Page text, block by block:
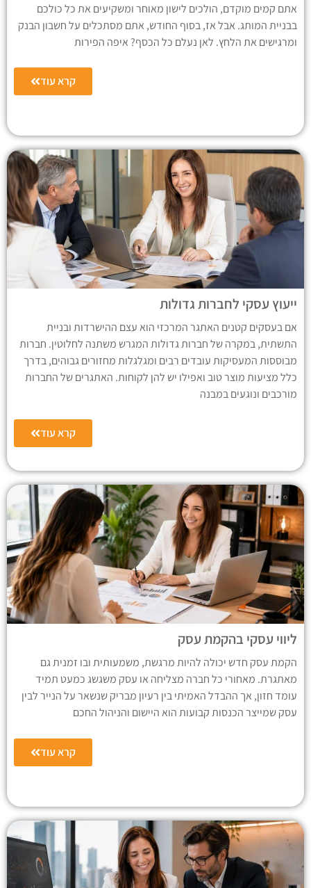
אתם קמים מוקדם, הולכים לישון מאוחר ומשקיעים את כל כולכם
בבניית המותג. אבל אז, בסוף החודש, אתם מסתכלים על חשבון הבנק
ומרגישים את הלחץ. לאן נעלם כל הכסף? איפה הפירות
קרא עוד
ייעוץ עסקי לחברות גדולות
אם בעסקים קטנים האתגר המרכזי הוא עצם ההישרדות ובניית
התשתית, במקרה של חברות גדולות המגרש משתנה לחלוטין. חברות
מבוססות המעסיקות עובדים רבים ומגלגלות מחזורים גבוהים, בדרך
כלל מציעות מוצר טוב ואפילו יש להן לקוחות. האתגרים של החברות
מורכבים ונוגעים במבנה
קרא עוד
ליווי עסקי בהקמת עסק
הקמת עסק חדש יכולה להיות מרגשת, משמעותית ובו זמנית גם
מאתגרת. מאחורי כל חברה מצליחה או עסק משגשג כמעט תמיד
עומד חזון, אך ההבדל האמיתי בין רעיון מבריק שנשאר על הנייר לבין
עסק שמייצר הכנסות קבועות הוא היישום והניהול החכם
קרא עוד